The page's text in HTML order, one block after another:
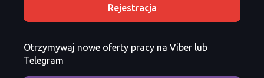
Rejestracja
Otrzymywaj nowe oferty pracy na Viber lub
Telegram